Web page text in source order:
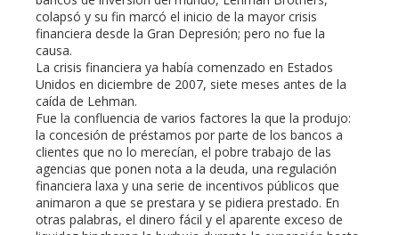
colapsó y su fin marcó el inicio de la mayor crisis
financiera desde la Gran Depresión; pero no fue la
causa.
La crisis financiera ya había comenzado en Estados
Unidos en diciembre de 2007, siete meses antes de la
caída de Lehman.
Fue la confluencia de varios factores la que la produjo:
la concesión de préstamos por parte de los bancos a
clientes que no lo merecían, el pobre trabajo de las
agencias que ponen nota a la deuda, una regulación
financiera laxa y una serie de incentivos públicos que
animaron a que se prestara y se pidiera prestado. En
otras palabras, el dinero fácil y el aparente exceso de